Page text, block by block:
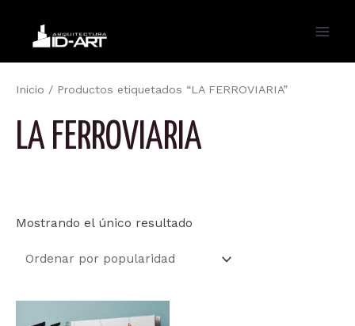
contenido
Inicio / Productos etiquetados “LA FERROVIARIA”
LA FERROVIARIA
Mostrando el único resultado